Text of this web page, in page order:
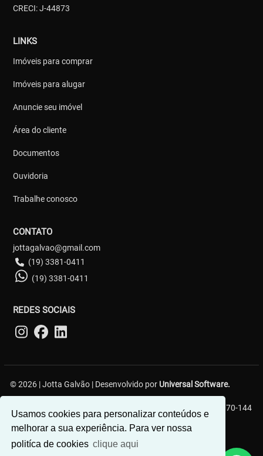
Usamos cookies para personalizar conteúdos e
melhorar a sua experiência. Para ver nossa
politíca de cookies clique aqui
CRECI: J-44873
LINKS
Imóveis para comprar
Imóveis para alugar
Anuncie seu imóvel
Área do cliente
Documentos
Ouvidoria
Trabalhe conosco
CONTATO
jottagalvao@gmail.com
(19) 3381-0411
(19) 3381-0411
REDES SOCIAIS
© 2026 | Jotta Galvão | Desenvolvido por Universal Software.
R. Carlos Gerin, 161 - Jardim Chapadão, Campinas - SP, 13070-144